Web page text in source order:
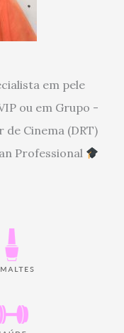
em pele
ou em Grupo -
de Cinema (DRT)
Professional